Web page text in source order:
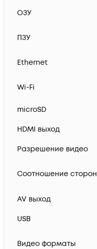
ОЗУ
ПЗУ
Ethernet
Wi-Fi
microSD
HDMI выход
Разрешение видео
Соотношение сторон
AV выход
USB
Видео форматы